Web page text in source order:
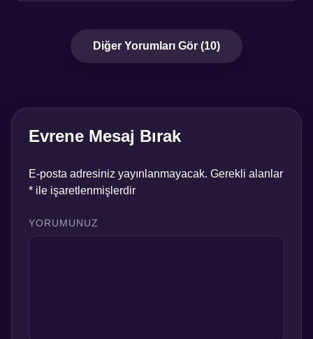
Diğer Yorumları Gör (10)
Evrene Mesaj Bırak
E-posta adresiniz yayınlanmayacak. Gerekli alanlar
* ile işaretlenmişlerdir
YORUMUNUZ